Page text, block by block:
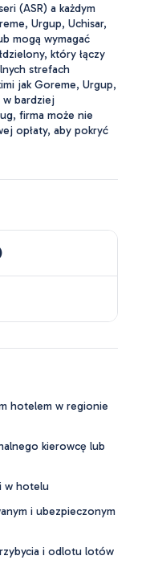
(ASR) a każdym
Urgup, Uchisar,
mogą wymagać
który łączy
strefach
jak Goreme, Urgup,
w bardziej
firma może nie
opłaty, aby pokryć
hotelem w regionie
kierowcę lub
w hotelu
i ubezpieczonym
i odlotu lotów